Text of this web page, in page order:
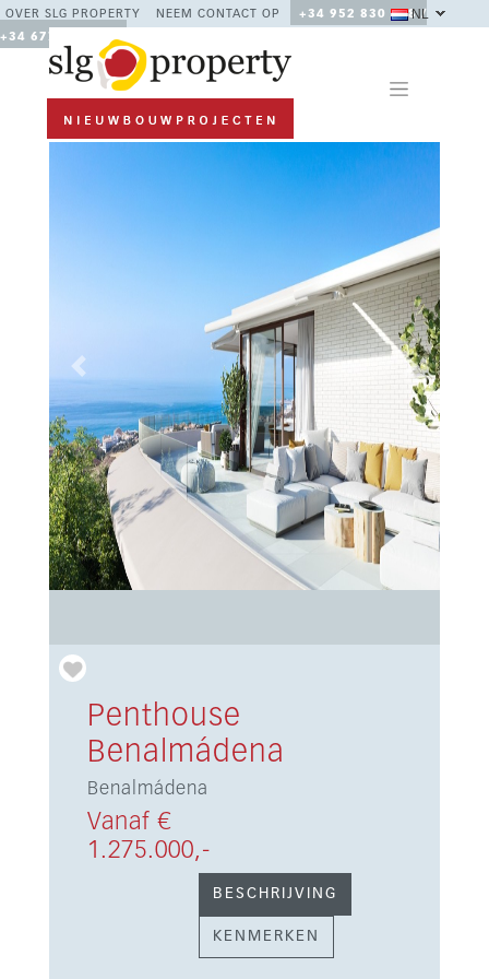
OVER SLG PROPERTY NEEM CONTACT OP
+34 952 830 378 /
+34 677 670 480
NL
Previous Next
Penthouse
Benalmádena
Benalmádena
Vanaf €
1.275.000,-
BESCHRIJVING
KENMERKEN